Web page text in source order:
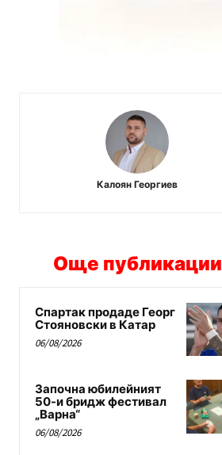
Калоян Георгиев
Още публикации
Спартак продаде Георг
Стояновски в Катар
06/08/2026
Започна юбилейният
50-и бридж фестивал
„Варна“
06/08/2026